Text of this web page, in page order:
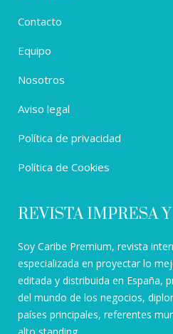
Contacto
Equipo
Nosotros
Aviso legal
Política de privacidad
Política de Cookies
REVISTA IMPRESA
Soy Caribe Premium, revista
especializada en proyectar lo
editada y distribuida en España,
del mundo de los negocios,
países principales, referentes